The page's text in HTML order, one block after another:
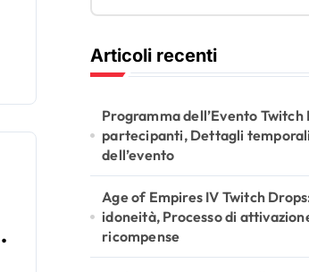
a
c
h
r
Articoli recenti
Programma dell’Evento Twitch
partecipanti, Dettagli
dell’evento
Age of Empires IV Twitch
idoneità, Processo di
ricompense